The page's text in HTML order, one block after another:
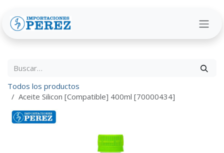
Todos los productos
Aceite Silicon [Compatible] 400ml [70000434]